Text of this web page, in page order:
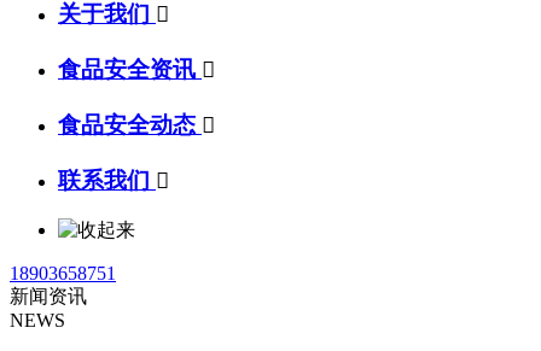
关于我们 
食品安全资讯 
食品安全动态 
联系我们 
18903658751
新闻资讯
NEWS